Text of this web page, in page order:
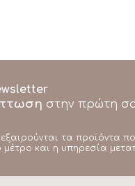
στην πρώτη
εξαιρούνται τα προϊόντα
και η υπηρεσία